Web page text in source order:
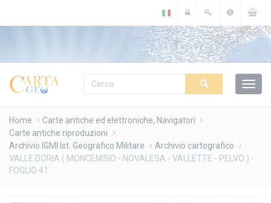
Home
Carte antiche ed elettroniche, Navigatori
Carte antiche riproduzioni
Archivio IGMI Ist. Geografico Militare
Archivio cartografico
VALLE DORIA ( MONCENISIO - NOVALESA - VALLETTE - PELVO ) -
FOGLIO 41